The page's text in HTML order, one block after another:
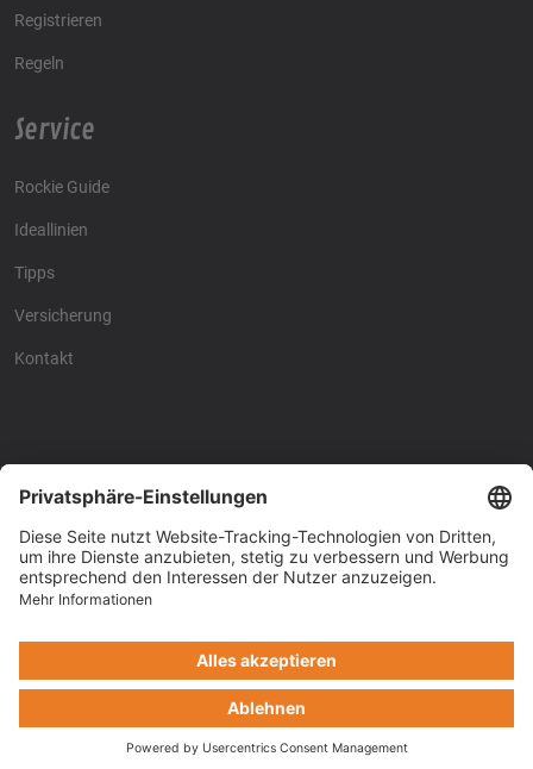
Registrieren
Regeln
Service
Rockie Guide
Ideallinien
Tipps
Versicherung
Kontakt
Racing4fun - Alles über
Racing4fun - Alles über
Copyright © Racing4Fun 2024 Impressum
Cookie-Einstellungen